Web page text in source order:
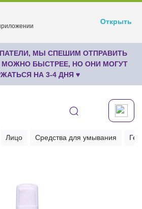
Открыть
МЫ СПЕШИМ ОТПРАВИТЬ
БЫСТРЕЕ, НО ОНИ МОГУТ
НА 3-4 ДНЯ ♥
Лицо Средства для умывания
Открыть